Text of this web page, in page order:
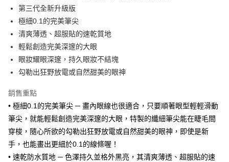
街口支付
悠遊付
Google Pay
AFTEE先享後付
【關於「AFTEE先享後付」】
AFTEE先享後付是「在收到商品之後才付款」的支付方式。 讓您購物簡單
便利好安心！
１．簡單：不需註冊會員、不需綁卡、不需儲值。
２．便利：只要手機號碼，簡訊認證，即可結帳。
【「AFTEE先享後付」結帳流程】
全家取貨付款
每筆NT$80，滿NT$999(含以上)免運費
第三代全新升級版
極細0.1的完美筆尖
清爽薄透、超服貼的速乾質地
輕鬆創造完美深邃的大眼
眼妝耀眼深邃，持久眼妝不結塊
勾勒出狂野放電或自然甜美的眼神
銷售重點
• 極細0.1的完美筆尖 ─ 畫內眼線也很適合，只要順著眼型輕輕滑動
筆尖，就能輕鬆創造完美深邃的大眼，特製的纖細筆尖能在睫毛間
穿梭，隨心所欲的勾勒出狂野放電或自然甜美的眼神，即使是新
手，也能畫出更細於0.1的線條喔！
• 速乾防水質地 ─ 色澤持久並格外黑亮，其清爽薄透、超服貼的速